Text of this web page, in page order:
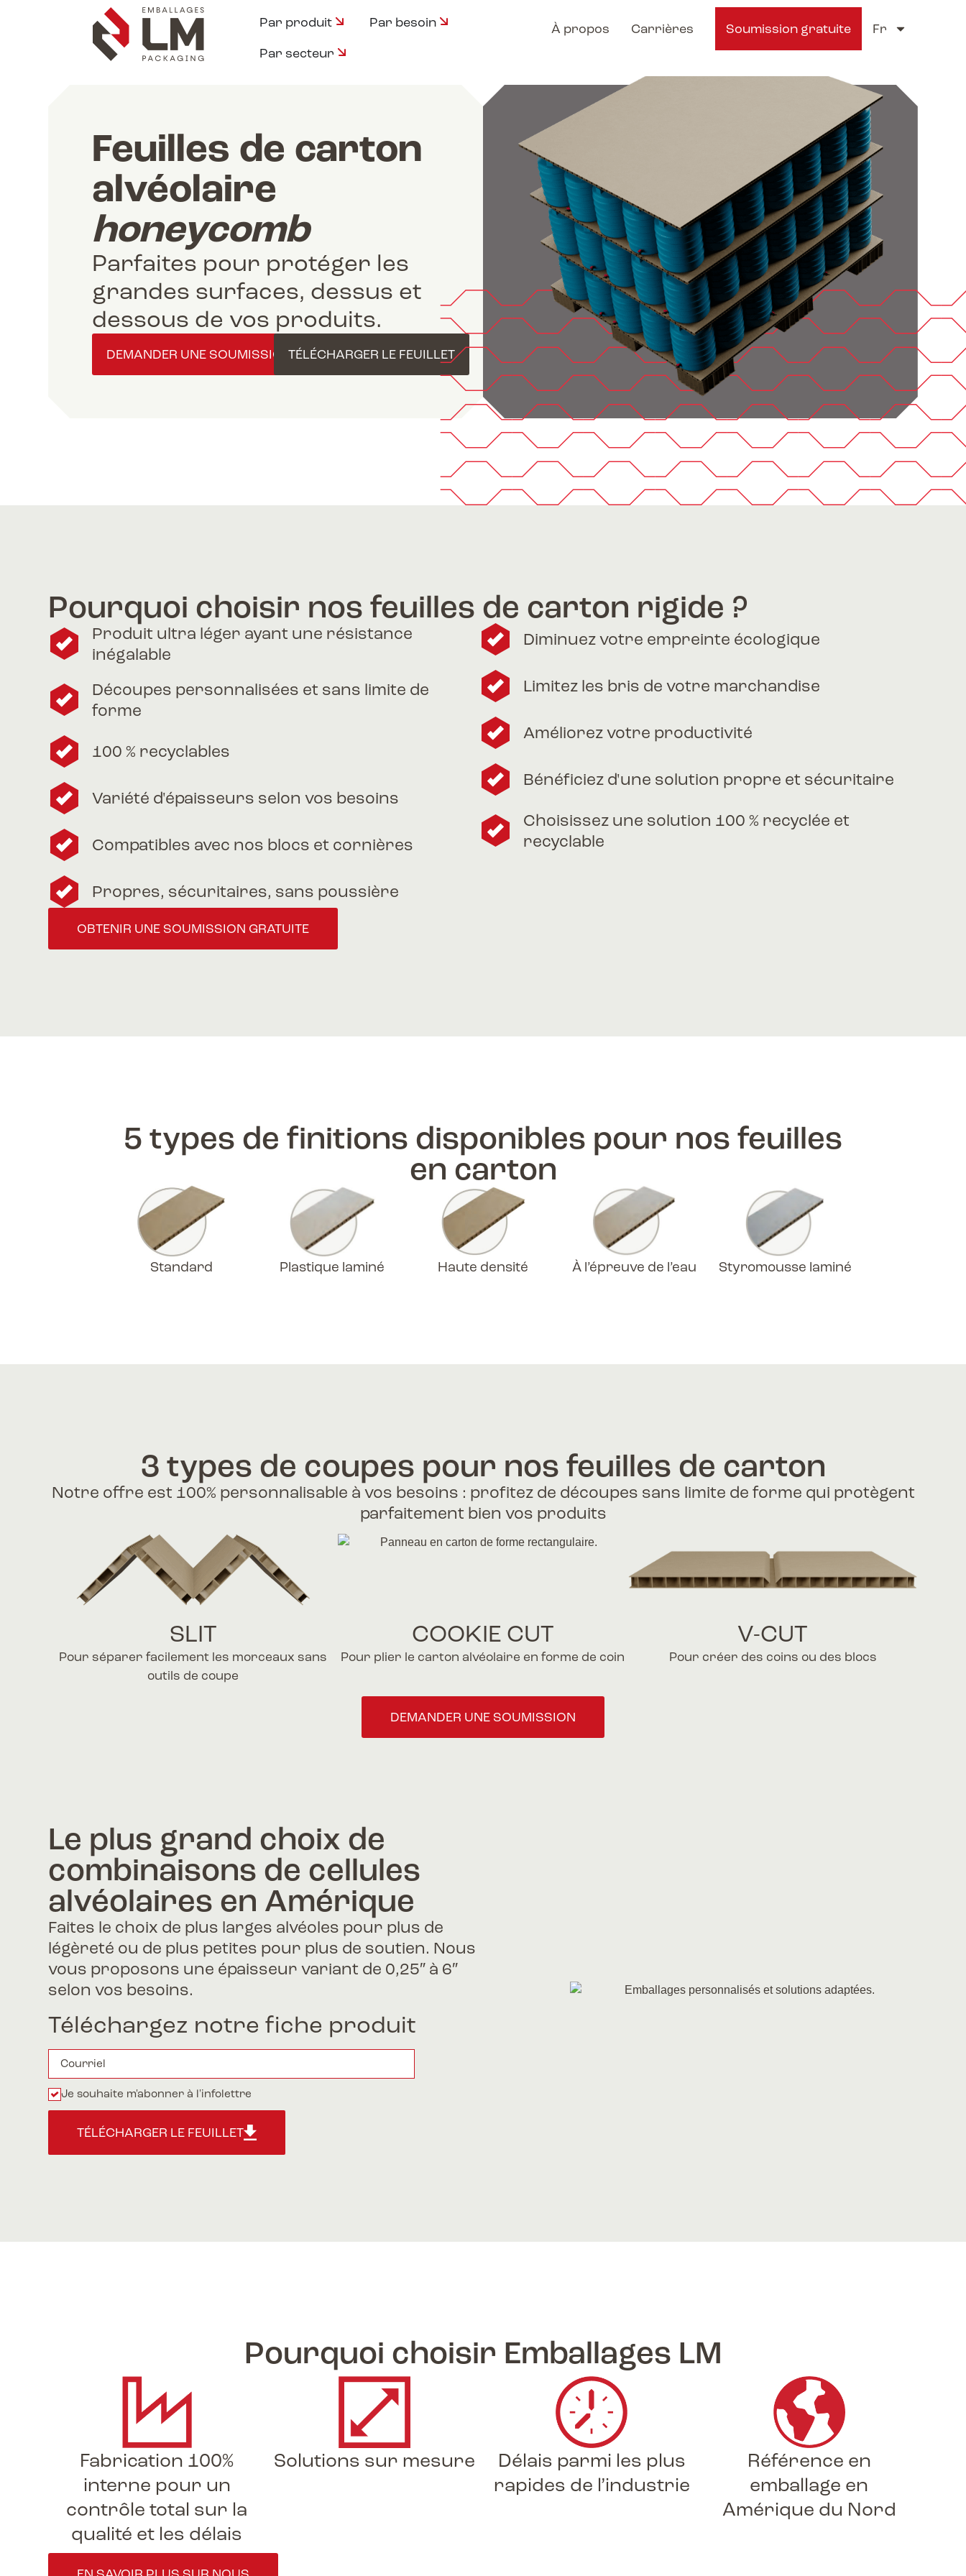
Par produit
Par besoin
Par secteur
À propos Carrières Soumission gratuite Fr
Feuilles de carton
alvéolaire
honeycomb
Parfaites pour protéger les
grandes surfaces, dessus et
dessous de vos produits.
DEMANDER UNE SOUMISSIONTÉLÉCHARGER LE FEUILLET
Pourquoi choisir nos feuilles de carton rigide ?
Produit ultra léger ayant une résistance
inégalable
Découpes personnalisées et sans limite de
forme
100 % recyclables
Variété d'épaisseurs selon vos besoins
Compatibles avec nos blocs et cornières
Propres, sécuritaires, sans poussière
Diminuez votre empreinte écologique
Limitez les bris de votre marchandise
Améliorez votre productivité
Bénéficiez d'une solution propre et sécuritaire
Choisissez une solution 100 % recyclée et
recyclable
OBTENIR UNE SOUMISSION GRATUITE
5 types de finitions disponibles pour nos feuilles
en carton
Standard Plastique laminé Haute densité À l’épreuve de l’eau Styromousse laminé
3 types de coupes pour nos feuilles de carton
Notre offre est 100% personnalisable à vos besoins : profitez de découpes sans limite de forme qui protègent
parfaitement bien vos produits
SLIT
Pour séparer facilement les morceaux sans
outils de coupe
COOKIE CUT
Pour plier le carton alvéolaire en forme de coin
V-CUT
Pour créer des coins ou des blocs
DEMANDER UNE SOUMISSION
Le plus grand choix de
combinaisons de cellules
alvéolaires en Amérique
Faites le choix de plus larges alvéoles pour plus de
légèreté ou de plus petites pour plus de soutien. Nous
vous proposons une épaisseur variant de 0,25″ à 6″
selon vos besoins.
Téléchargez notre fiche produit
Je souhaite m'abonner à l'infolettre
TÉLÉCHARGER LE FEUILLET
Pourquoi choisir Emballages LM
Fabrication 100%
interne pour un
contrôle total sur la
qualité et les délais
Solutions sur mesure
Délais parmi les plus
rapides de l’industrie
Référence en
emballage en
Amérique du Nord